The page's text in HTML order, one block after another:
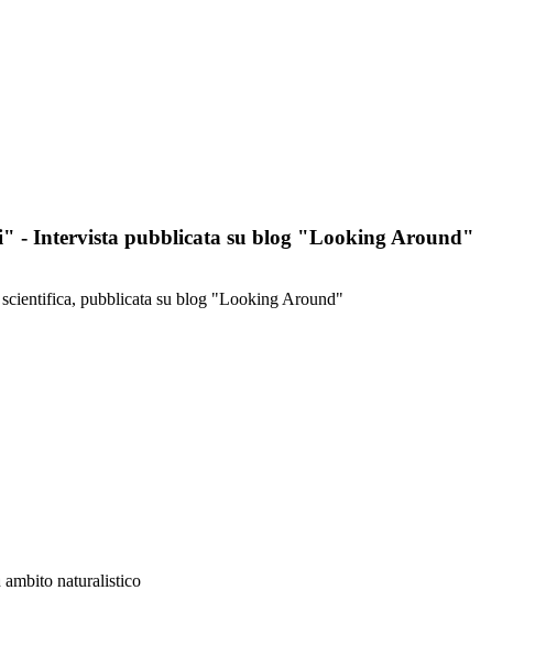
- Intervista pubblicata su blog "Looking Around"
pubblicata su blog "Looking Around"
naturalistico